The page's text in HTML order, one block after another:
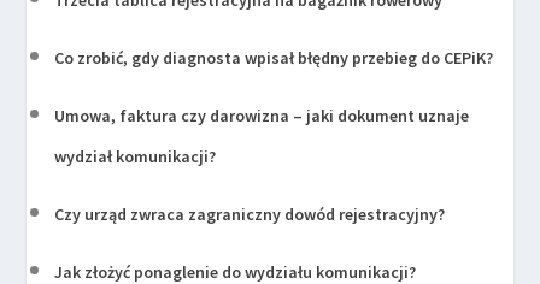
Co zrobić, gdy diagnosta wpisał błędny przebieg do CEPiK?
Umowa, faktura czy darowizna – jaki dokument uznaje
wydział komunikacji?
Czy urząd zwraca zagraniczny dowód rejestracyjny?
Jak złożyć ponaglenie do wydziału komunikacji?